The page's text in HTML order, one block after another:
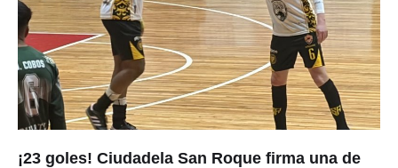
¡23 goles! Ciudadela San Roque firma una de